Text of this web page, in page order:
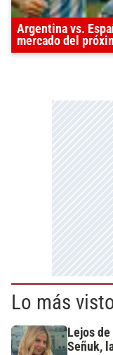
Argentina vs.
mercado del
Lo más
Lejos
Señuk,